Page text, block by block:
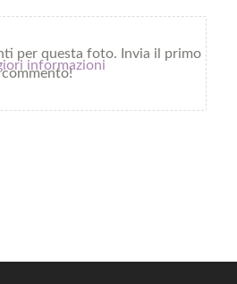
per questa foto. Invia il primo
commento!
informazioni